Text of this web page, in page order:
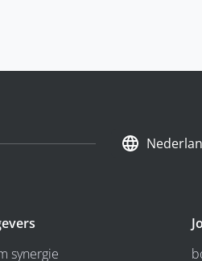
synergie